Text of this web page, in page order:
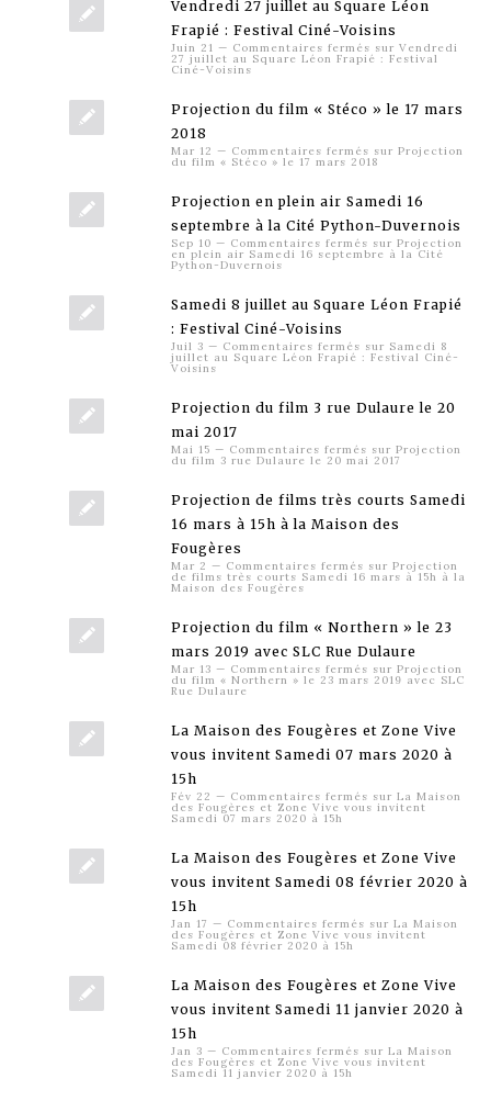
Vendredi 27 juillet au Square Léon
Frapié : Festival Ciné-Voisins
Juin 21 — Commentaires fermés sur Vendredi
27 juillet au Square Léon Frapié : Festival
Ciné-Voisins
Projection du film « Stéco » le 17 mars
2018
Mar 12 — Commentaires fermés sur Projection
du film « Stéco » le 17 mars 2018
Projection en plein air Samedi 16
septembre à la Cité Python-Duvernois
Sep 10 — Commentaires fermés sur Projection
en plein air Samedi 16 septembre à la Cité
Python-Duvernois
Samedi 8 juillet au Square Léon Frapié
: Festival Ciné-Voisins
Juil 3 — Commentaires fermés sur Samedi 8
juillet au Square Léon Frapié : Festival Ciné-
Voisins
Projection du film 3 rue Dulaure le 20
mai 2017
Mai 15 — Commentaires fermés sur Projection
du film 3 rue Dulaure le 20 mai 2017
Projection de films très courts Samedi
16 mars à 15h à la Maison des
Fougères
Mar 2 — Commentaires fermés sur Projection
de films très courts Samedi 16 mars à 15h à la
Maison des Fougères
Projection du film « Northern » le 23
mars 2019 avec SLC Rue Dulaure
Mar 13 — Commentaires fermés sur Projection
du film « Northern » le 23 mars 2019 avec SLC
Rue Dulaure
La Maison des Fougères et Zone Vive
vous invitent Samedi 07 mars 2020 à
15h
Fév 22 — Commentaires fermés sur La Maison
des Fougères et Zone Vive vous invitent
Samedi 07 mars 2020 à 15h
La Maison des Fougères et Zone Vive
vous invitent Samedi 08 février 2020 à
15h
Jan 17 — Commentaires fermés sur La Maison
des Fougères et Zone Vive vous invitent
Samedi 08 février 2020 à 15h
La Maison des Fougères et Zone Vive
vous invitent Samedi 11 janvier 2020 à
15h
Jan 3 — Commentaires fermés sur La Maison
des Fougères et Zone Vive vous invitent
Samedi 11 janvier 2020 à 15h